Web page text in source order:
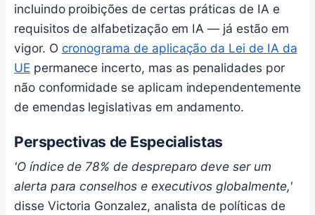
incluindo proibições de certas práticas de IA e
requisitos de alfabetização em IA — já estão em
vigor. O cronograma de aplicação da Lei de IA da
UE permanece incerto, mas as penalidades por
não conformidade se aplicam independentemente
de emendas legislativas em andamento.
Perspectivas de Especialistas
'O índice de 78% de despreparo deve ser um
alerta para conselhos e executivos globalmente,'
disse Victoria Gonzalez, analista de políticas de